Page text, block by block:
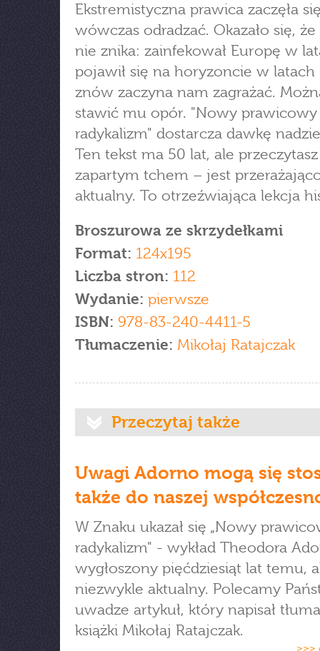
Ekstremistyczna prawica zaczęła
wówczas odradzać. Okazało się,
nie znika: zainfekował Europę w
pojawił się na horyzoncie w latach
znów zaczyna nam zagrażać.
stawić mu opór. "Nowy prawicowy
radykalizm" dostarcza dawkę
Ten tekst ma 50 lat, ale
zapartym tchem – jest
aktualny. To otrzeźwiająca lekcja
Broszurowa ze skrzydełkami
Format: 124x195
Liczba stron: 112
Wydanie: pierwsze
ISBN: 978-83-240-4411-5
Tłumaczenie: Mikołaj Ratajczak
Przeczytaj także
Uwagi Adorno mogą się
także do naszej
W Znaku ukazał się „Nowy
radykalizm" - wykład Theodora
wygłoszony pięćdziesiąt lat temu,
niezwykle aktualny. Polecamy
uwadze artykuł, który napisał
książki Mikołaj Ratajczak.
>>>